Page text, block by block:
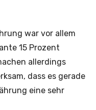
war vor allem
15 Prozent
allerdings
dass es gerade
eine sehr